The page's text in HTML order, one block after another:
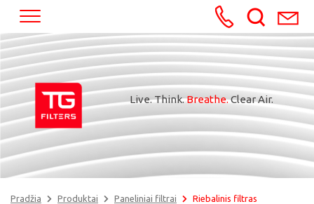
Live. Think.Breathe.Clear Air.
Pradžia Produktai Paneliniai filtrai Riebalinis filtras